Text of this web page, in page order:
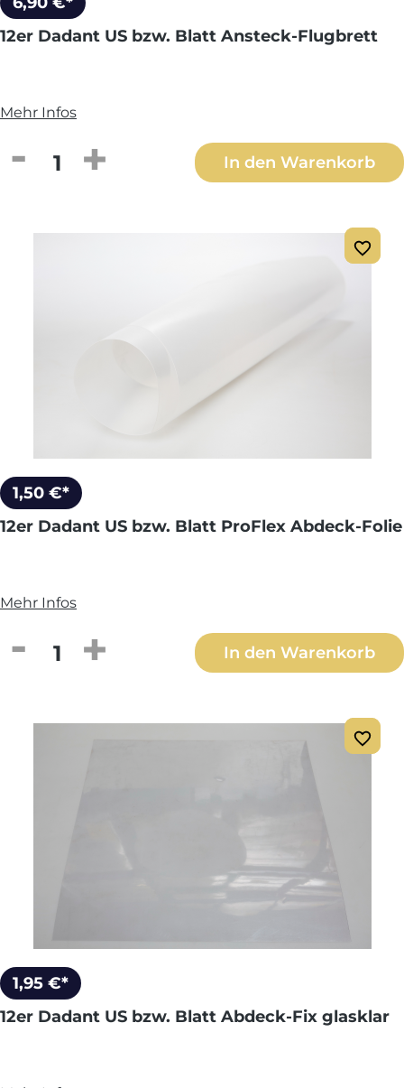
12er Dadant US bzw. Blatt Ansteck-Flugbrett
Mehr Infos
Produkt Anzahl: Gib den gewünschten
In den Warenkorb
1,50 €*
12er Dadant US bzw. Blatt ProFlex Abdeck-Folie
Mehr Infos
Produkt Anzahl: Gib den gewünschten
In den Warenkorb
1,95 €*
12er Dadant US bzw. Blatt Abdeck-Fix glasklar